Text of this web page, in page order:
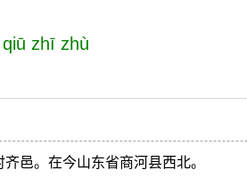
zhī zhù
邑。在今山东省商河县西北。